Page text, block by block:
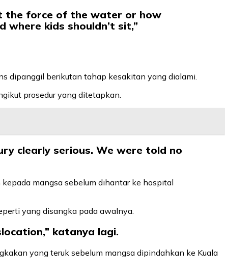
the force of the water or how
kids shouldn’t sit,”
dipanggil berikutan tahap kesakitan yang dialami.
prosedur yang ditetapkan.
clearly serious. We were told no
mangsa sebelum dihantar ke hospital
yang disangka pada awalnya.
katanya lagi.
yang teruk sebelum mangsa dipindahkan ke Kuala